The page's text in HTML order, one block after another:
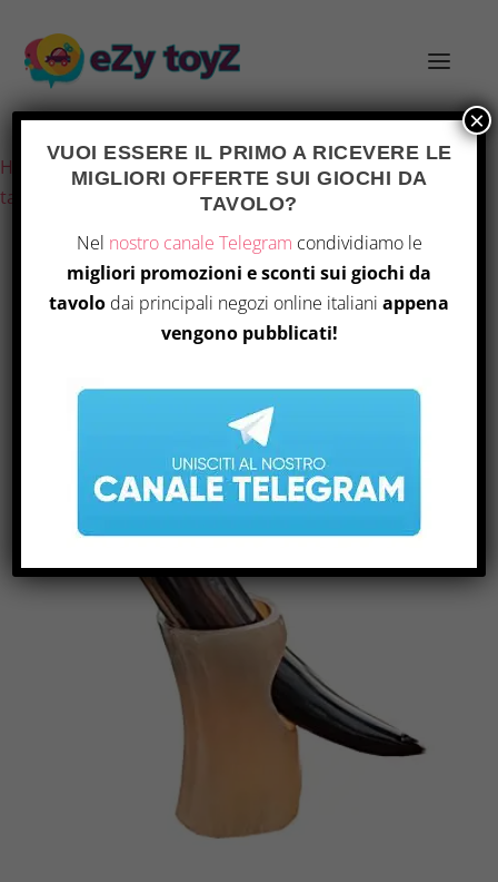
Home /Giochi e giocattoli/Giochi di società/Giochi da
tavolo
/ Tazza Vichinga con Corno di Bue – Con Supporto
VUOI ESSERE IL PRIMO A RICEVERE LE
MIGLIORI OFFERTE SUI GIOCHI DA
TAVOLO?
Nel nostro canale Telegram condividiamo le
migliori promozioni e sconti sui giochi da
tavolo dai principali negozi online italiani appena
vengono pubblicati!
×